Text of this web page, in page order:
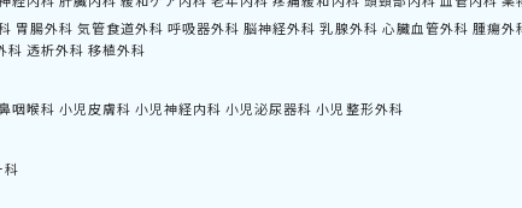
胃腸外科 気管食道外科 呼吸器外科 脳神経外科 乳腺外科 心臓血管外科 腫瘍外
科 透析外科 移植外科
咽喉科 小児皮膚科 小児神経内科 小児泌尿器科 小児整形外科
科